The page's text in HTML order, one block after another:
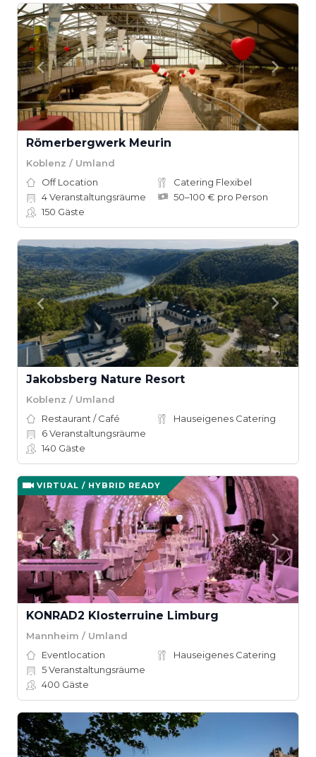
Römerbergwerk Meurin
Koblenz / Umland
Off Location
Catering Flexibel
4Veranstaltungsräume
50–100 € pro Person
150 Gäste
Jakobsberg Nature Resort
Koblenz / Umland
Restaurant / Café
Hauseigenes Catering
6Veranstaltungsräume
140 Gäste
VIRTUAL / HYBRID READY
KONRAD2 Klosterruine Limburg
Mannheim / Umland
Eventlocation
Hauseigenes Catering
5Veranstaltungsräume
400 Gäste